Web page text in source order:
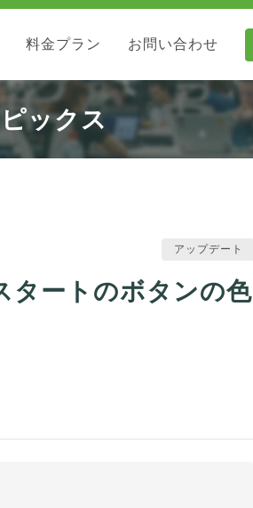
料金プラン お問い合わせ
ックス
アップデート
ートのボタンの色